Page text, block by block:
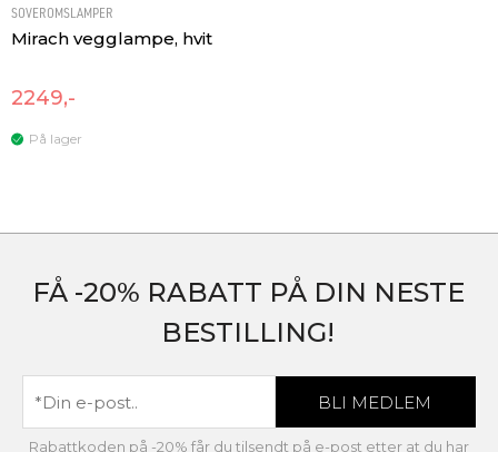
SOVEROMSLAMPER
Mirach vegglampe, hvit
2249,-
På lager
FÅ -20% RABATT PÅ DIN NESTE
BESTILLING!
Rabattkoden på -20% får du tilsendt på e-post etter at du har